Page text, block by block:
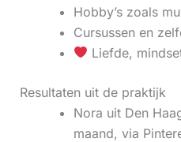
Hobby’s zoals
Cursussen en
Liefde,
Resultaten uit de praktijk
Nora uit Den
maand, via